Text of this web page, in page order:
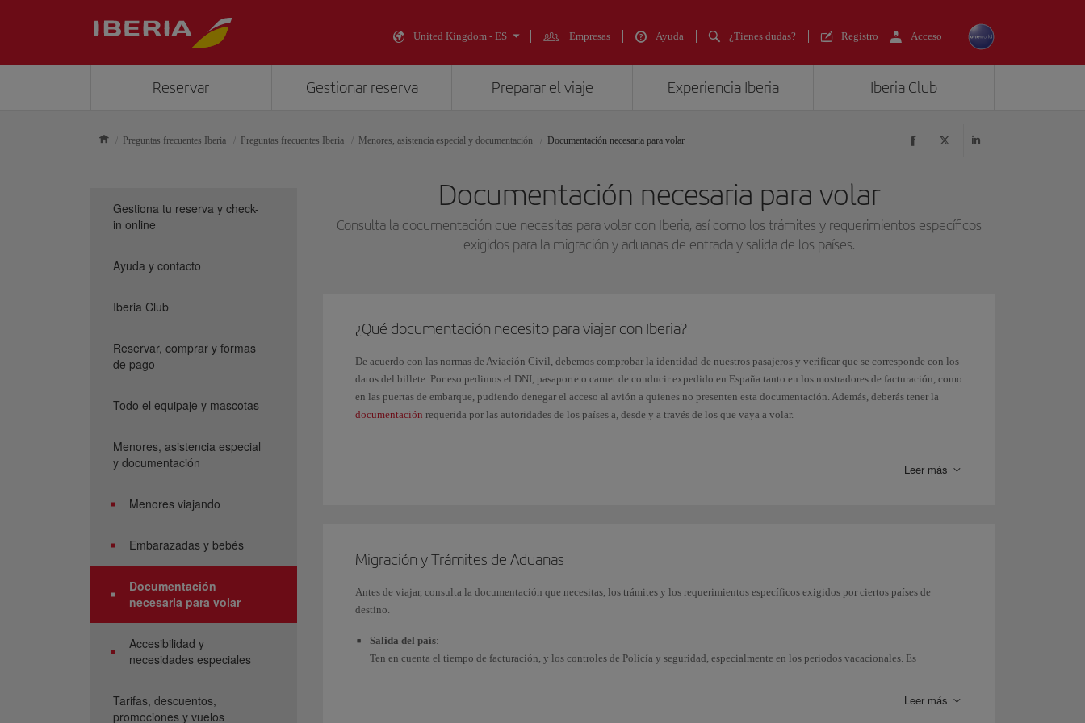
United Kingdom - ES Empresas Ayuda ¿Tienes dudas? Registro Acceso
Reservar Gestionar reserva Preparar el viaje Experiencia Iberia Iberia Club
Preguntas frecuentes Iberia Preguntas frecuentes Iberia Menores, asistencia especial y documentación Documentación necesaria para volar
Documentación necesaria para volar
Consulta la documentación que necesitas para volar con Iberia, así como los trámites y requerimientos específicos
exigidos para la migración y aduanas de entrada y salida de los países.
¿Qué documentación necesito para viajar con Iberia?
De acuerdo con las normas de Aviación Civil, debemos comprobar la identidad de nuestros pasajeros y verificar que se corresponde con los
datos del billete. Por eso pedimos el DNI, pasaporte o carnet de conducir expedido en España tanto en los mostradores de facturación, como
en las puertas de embarque, pudiendo denegar el acceso al avión a quienes no presenten esta documentación. Además, deberás tener la
documentación requerida por las autoridades de los países a, desde y a través de los que vaya a volar.
Leer más
Migración y Trámites de Aduanas
Antes de viajar, consulta la documentación que necesitas, los trámites y los requerimientos específicos exigidos por ciertos países de
destino.
Salida del país:
Ten en cuenta el tiempo de facturación, y los controles de Policía y seguridad, especialmente en los periodos vacacionales. Es
personal en regla; ten en cuenta que, en caso de incumplimiento de las normas de control de policía o aduanas, te podría ser negada la
Leer más
Gestiona tu reserva y check-
in online
Ayuda y contacto
Iberia Club
Reservar, comprar y formas
de pago
Todo el equipaje y mascotas
Menores, asistencia especial
y documentación
Menores viajando
Embarazadas y bebés
Documentación
necesaria para volar
Accesibilidad y
necesidades especiales
Tarifas, descuentos,
promociones y vuelos